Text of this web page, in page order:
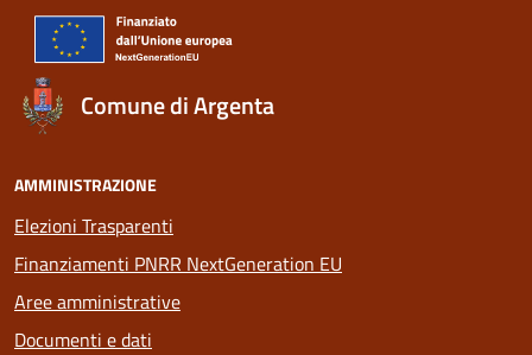
Comune di Argenta
AMMINISTRAZIONE
Elezioni Trasparenti
Finanziamenti PNRR NextGeneration EU
Aree amministrative
Documenti e dati